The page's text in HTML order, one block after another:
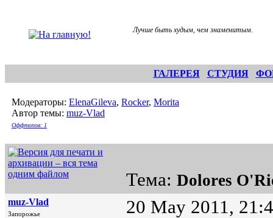
Лучше быть худым, чем знаменитым.
ГАЛЕРЕЯ СТУДИЯ
Модераторы: ElenaGileva, Rocker, Morita
Автор темы: muz-Vlad
Оффтопов: 1
Тема: Dolores
muz-Vlad
Запорожье 20 May 2011,